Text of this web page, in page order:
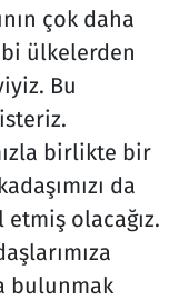
çok daha
ülkelerden
Bu
birlikte bir
da
olacağız.
bulunmak